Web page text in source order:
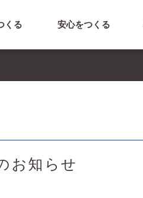
くる 安心をつくる
お知らせ